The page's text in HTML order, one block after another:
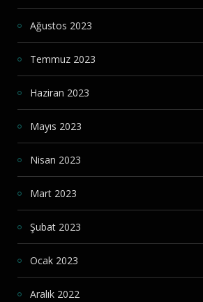
Ağustos 2023
Temmuz 2023
Haziran 2023
Mayıs 2023
Nisan 2023
Mart 2023
Şubat 2023
Ocak 2023
Aralık 2022